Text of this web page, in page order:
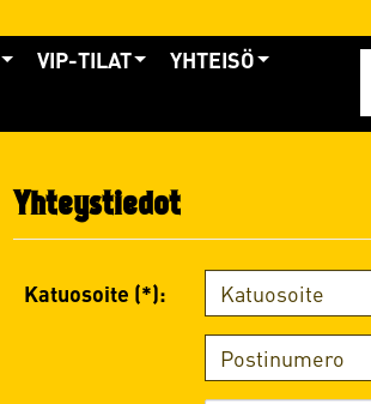
VIP-TILAT
YHTEISÖ
Yhteystiedot
Katuosoite (*):